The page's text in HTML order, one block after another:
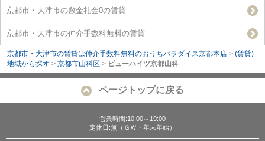
京都市・大津市の敷金礼金0の賃貸
京都市・大津市の仲介手数料無料の賃貸
京都市・大津市の賃貸は仲介手数料無料のおうちパラダイス京都本店 > (賃貸)
地域から探す > 京都市山科区 > ビューハイツ京都山科
ページトップに戻る
営業時間:10:00～19:00
定休日:無（ＧＷ・年末年始）